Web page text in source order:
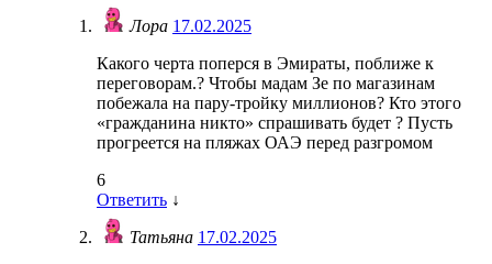
Лора 17.02.2025
Какого черта поперся в Эмираты, поближе к
переговорам.? Чтобы мадам Зе по магазинам
побежала на пару-тройку миллионов? Кто этого
«гражданина никто» спрашивать будет ? Пусть
прогреется на пляжах ОАЭ перед разгромом
6
Ответить ↓
Татьяна 17.02.2025